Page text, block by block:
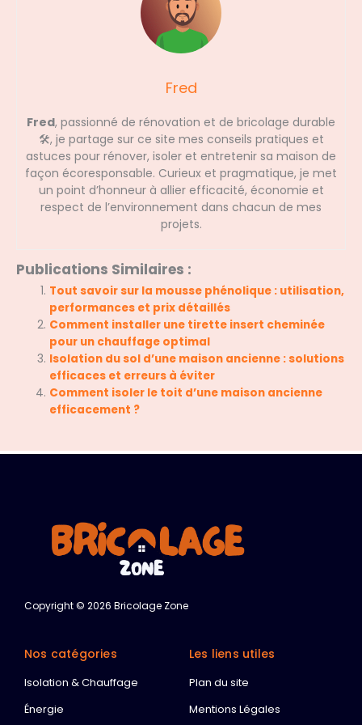
Fred
Fred, passionné de rénovation et de bricolage durable
🛠️, je partage sur ce site mes conseils pratiques et
astuces pour rénover, isoler et entretenir sa maison de
façon écoresponsable. Curieux et pragmatique, je met
un point d’honneur à allier efficacité, économie et
respect de l’environnement dans chacun de mes
projets.
Publications Similaires :
Tout savoir sur la mousse phénolique : utilisation,
performances et prix détaillés
Comment installer une tirette insert cheminée
pour un chauffage optimal
Isolation du sol d’une maison ancienne : solutions
efficaces et erreurs à éviter
Comment isoler le toit d’une maison ancienne
efficacement ?
Copyright © 2026 Bricolage Zone
Nos catégories
Isolation & Chauffage
Énergie
Les liens utiles
Plan du site
Mentions Légales